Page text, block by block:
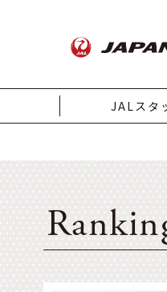
JALスタ